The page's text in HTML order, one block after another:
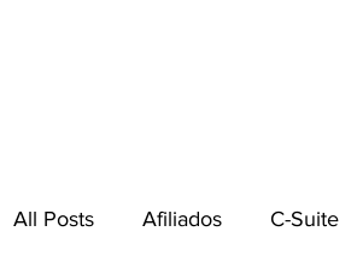
All Posts Afiliados C-Suite